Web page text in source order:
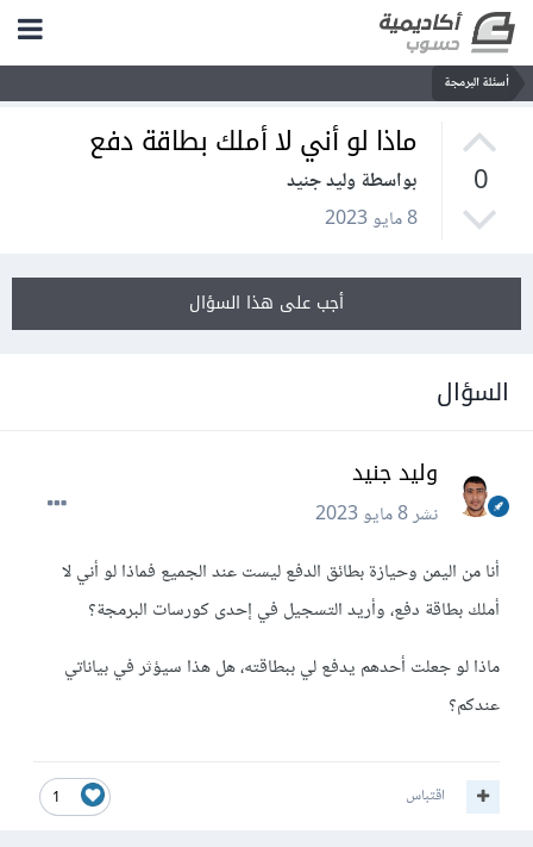
أسئلة البرمجة
0
ماذا لو أني لا أملك بطاقة دفع
بواسطة وليد جنيد
8 مايو 2023
أجب على هذا السؤال
السؤال
وليد جنيد
نشر8 مايو 2023
أنا من اليمن وحيازة بطائق الدفع ليست عند الجميع فماذا لو أني لا
أملك بطاقة دفع، وأريد التسجيل في إحدى كورسات البرمجة؟
ماذا لو جعلت أحدهم يدفع لي ببطاقته، هل هذا سيؤثر في بياناتي
عندكم؟
1 اقتباس